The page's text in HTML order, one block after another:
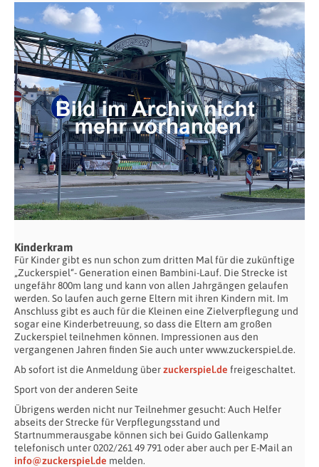
Kinderkram
Für Kinder gibt es nun schon zum dritten Mal für die zukünftige
„Zuckerspiel“- Generation einen Bambini-Lauf. Die Strecke ist
ungefähr 800m lang und kann von allen Jahrgängen gelaufen
werden. So laufen auch gerne Eltern mit ihren Kindern mit. Im
Anschluss gibt es auch für die Kleinen eine Zielverpflegung und
sogar eine Kinderbetreuung, so dass die Eltern am großen
Zuckerspiel teilnehmen können. Impressionen aus den
vergangenen Jahren finden Sie auch unter www.zuckerspiel.de.
Ab sofort ist die Anmeldung überzuckerspiel.de freigeschaltet.
Sport von der anderen Seite
Übrigens werden nicht nur Teilnehmer gesucht: Auch Helfer
abseits der Strecke für Verpflegungsstand und
Startnummerausgabe können sich bei Guido Gallenkamp
telefonisch unter 0202/261 49 791 oder aber auch per E-Mail an
info@zuckerspiel.de melden.